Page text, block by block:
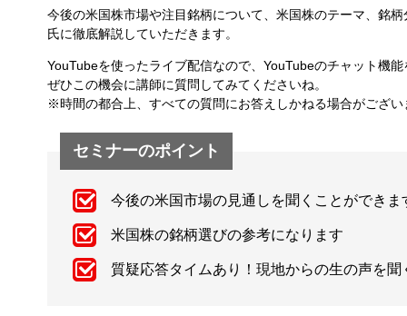
今後の米国株市場や注目銘柄について、米国株のテーマ、銘
氏に徹底解説していただきます。
YouTubeを使ったライブ配信なので、YouTubeのチャット機
ぜひこの機会に講師に質問してみてくださいね。
※時間の都合上、すべての質問にお答えしかねる場合がござい
セミナーのポイント
今後の米国市場の見通しを聞くことができま
米国株の銘柄選びの参考になります
質疑応答タイムあり！現地からの生の声を聞